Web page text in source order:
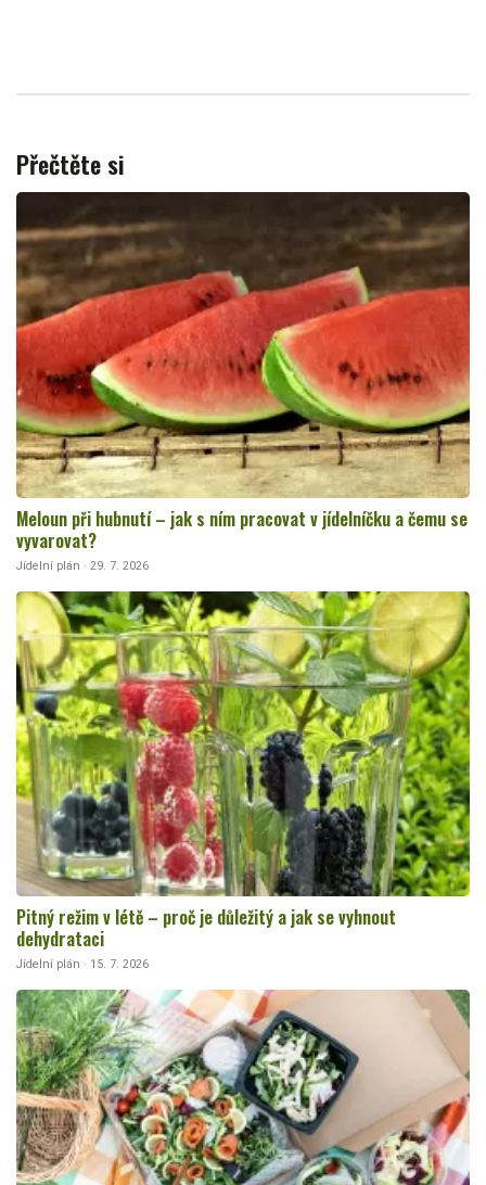
Přečtěte si
Meloun při hubnutí – jak s ním pracovat v jídelníčku a čemu se
vyvarovat?
Jídelní plán · 29. 7. 2026
Pitný režim v létě – proč je důležitý a jak se vyhnout
dehydrataci
Jídelní plán · 15. 7. 2026